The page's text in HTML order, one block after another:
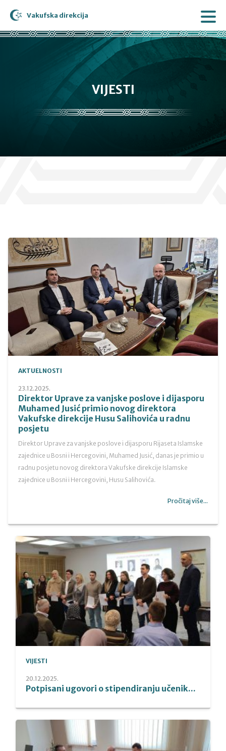
Vakufska direkcija
VIJESTI
AKTUELNOSTI
23.12.2025.
Direktor Uprave za vanjske poslove i dijasporu
Muhamed Jusić primio novog direktora
Vakufske direkcije Husu Salihovića u radnu
posjetu
Direktor Uprave za vanjske poslove i dijasporu Rijaseta Islamske
zajednice u Bosni i Hercegovini, Muhamed Jusić, danas je primio u
radnu posjetu novog direktora Vakufske direkcije Islamske
zajednice u Bosni i Hercegovini, Husu Salihovića.
Pročitaj više...
VIJESTI
20.12.2025.
Potpisani ugovori o stipendiranju učenik...